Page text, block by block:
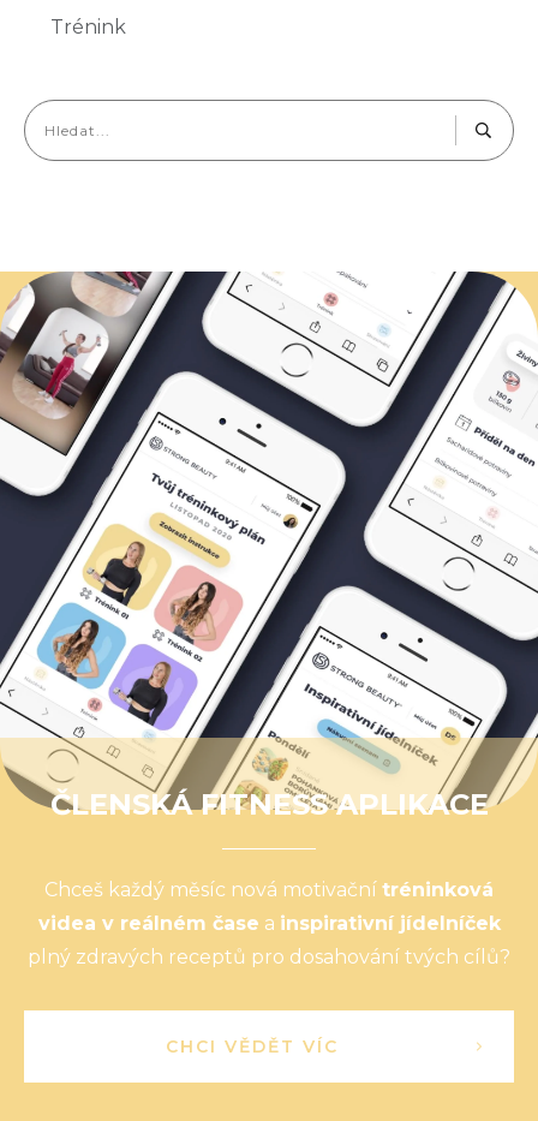
Trénink
ČLENSKÁ FITNESS APLIKACE
Chceš každý měsíc nová motivační tréninková
videa v reálném čase a inspirativní jídelníček
plný zdravých receptů pro dosahování tvých cílů?
CHCI VĚDĚT VÍC